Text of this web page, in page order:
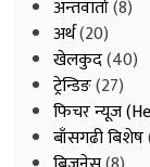
अन्तवार्ता(8)
अर्थ(20)
खेलकुद(40)
ट्रेन्डिङ(27)
फिचर न्यूज
बाँसगढी बिशेष